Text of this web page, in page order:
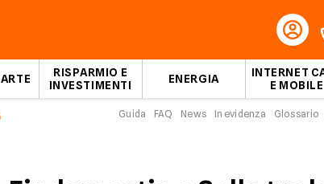
RISPARMIO E
INVESTIMENTI
ENERGIA
INTERNET
E MOBILE
Guida FAQ News In evidenza Glossario